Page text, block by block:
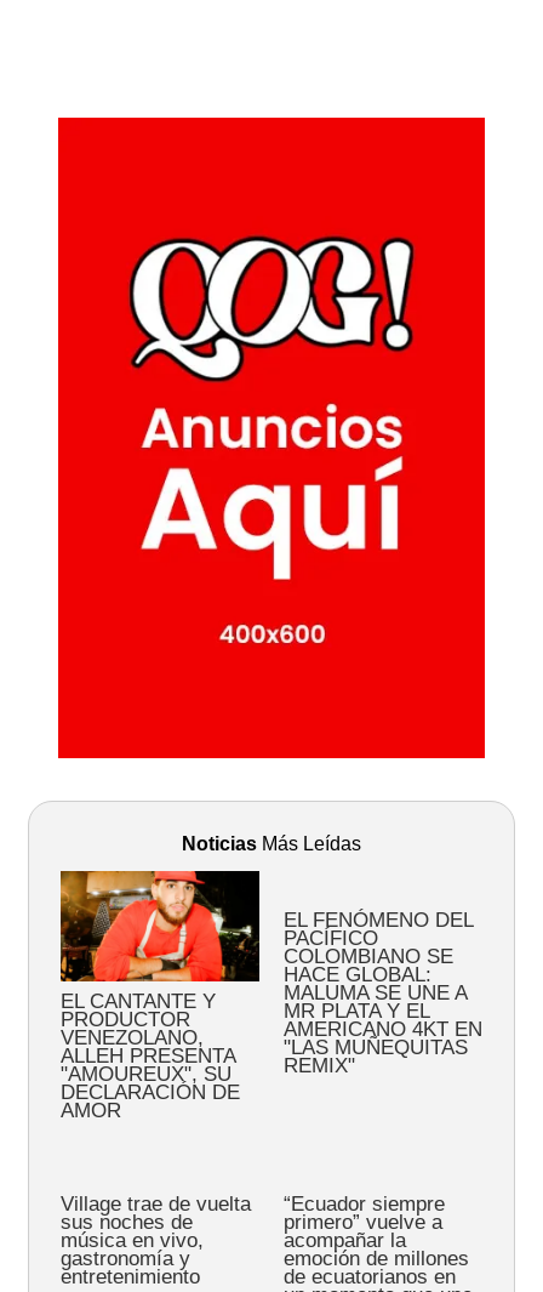
Noticias Más Leídas
EL CANTANTE Y
PRODUCTOR
VENEZOLANO,
ALLEH PRESENTA
"AMOUREUX", SU
DECLARACIÓN DE
AMOR
EL FENÓMENO DEL
PACÍFICO
COLOMBIANO SE
HACE GLOBAL:
MALUMA SE UNE A
MR PLATA Y EL
AMERICANO 4KT EN
"LAS MUÑEQUITAS
REMIX"
Village trae de vuelta
sus noches de
música en vivo,
gastronomía y
entretenimiento
“Ecuador siempre
primero” vuelve a
acompañar la
emoción de millones
de ecuatorianos en